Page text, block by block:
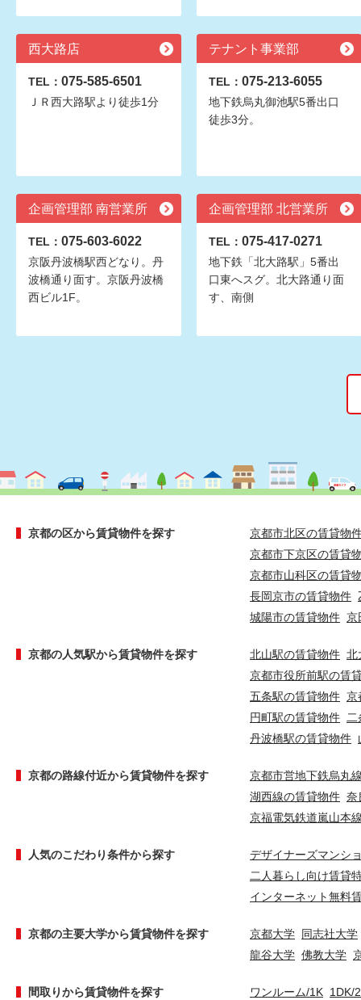
西大路店
TEL： 075-585-6501
ＪＲ西大路駅より徒歩1分
テナント事業部
TEL： 075-213-6055
地下鉄烏丸御池駅5番出口
徒歩3分。
企画管理部 南営業所
TEL： 075-603-6022
京阪丹波橋駅西どなり。丹
波橋通り面す。京阪丹波橋
西ビル1F。
企画管理部 北営業所
TEL： 075-417-0271
地下鉄「北大路駅」5番出
口東へスグ。北大路通り面
す、南側
京都の区から賃貸物件を探す
京都市北区の賃貸物
京都市下京区の賃貸
京都市山科区の賃貸
長岡京市の賃貸物件
城陽市の賃貸物件 京
京都の人気駅から賃貸物件を探す 北山駅の賃貸物件 北
京都市役所前駅の賃
五条駅の賃貸物件 京
円町駅の賃貸物件
丹波橋駅の賃貸物件
京都の路線付近から賃貸物件を探す
京都市営地下鉄烏丸
湖西線の賃貸物件 奈
京福電気鉄道嵐山本
人気のこだわり条件から探す
デザイナーズマンシ
二人暮らし向け賃貸
インターネット無料
京都の主要大学から賃貸物件を探す 京都大学 同志社大学
龍谷大学 佛教大学
間取りから賃貸物件を探す ワンルーム/1K 1DK/